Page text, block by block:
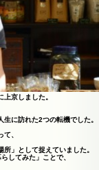
京しました。
に訪れた2つの転機でした。
、
」として捉えていました。
してみた」ことで、